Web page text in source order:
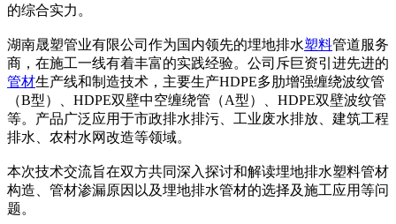
的综合实力。
湖南晟塑管业有限公司作为国内领先的埋地排水塑料管道服务
商，在施工一线有着丰富的实践经验。公司斥巨资引进先进的
管材生产线和制造技术，主要生产HDPE多肋增强缠绕波纹管
（B型）、HDPE双壁中空缠绕管（A型）、HDPE双壁波纹管
等。产品广泛应用于市政排水排污、工业废水排放、建筑工程
排水、农村水网改造等领域。
本次技术交流旨在双方共同深入探讨和解读埋地排水塑料管材
构造、管材渗漏原因以及埋地排水管材的选择及施工应用等问
题。